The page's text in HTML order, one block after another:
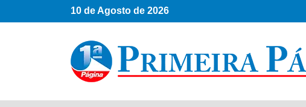
10 de Agosto de 2026